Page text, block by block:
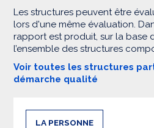
Les structures peuvent être
lors d'une même évaluation.
rapport est produit, sur la base
l’ensemble des structures
Voir toutes les structures
démarche qualité
LA PERSONNE